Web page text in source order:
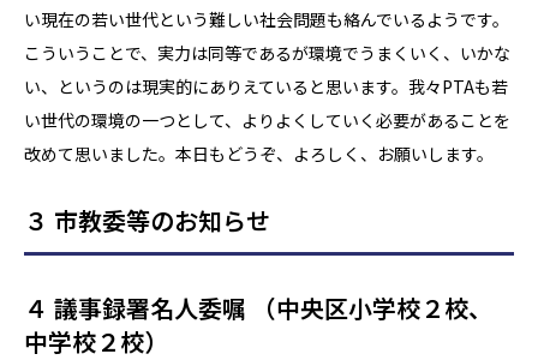
い現在の若い世代という難しい社会問題も絡んでいるようです。
こういうことで、実力は同等であるが環境でうまくいく、いかな
い、というのは現実的にありえていると思います。我々PTAも若
い世代の環境の一つとして、よりよくしていく必要があることを
改めて思いました。本日もどうぞ、よろしく、お願いします。
３ 市教委等のお知らせ
４ 議事録署名人委嘱 （中央区小学校２校、
中学校２校）